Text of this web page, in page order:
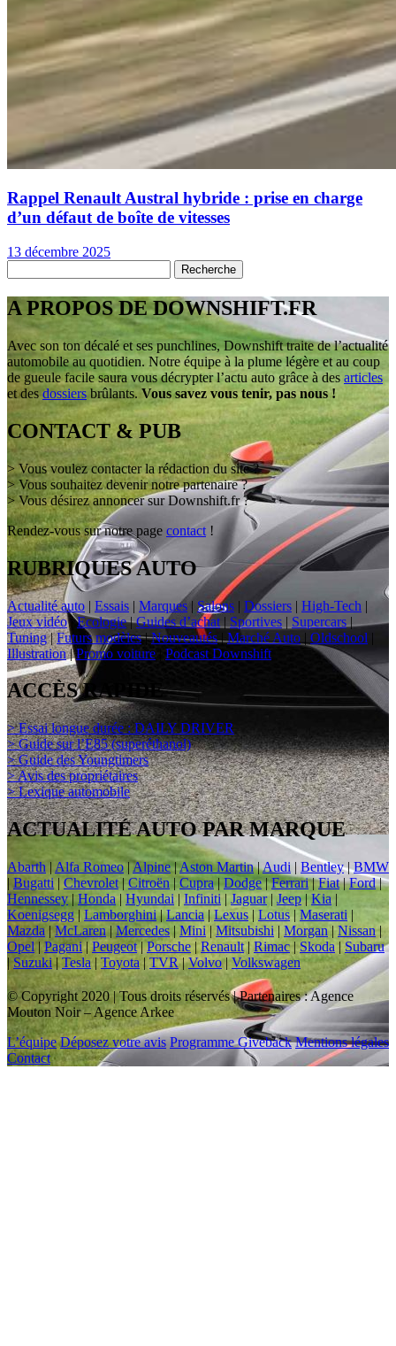
Rappel Renault Austral hybride : prise en charge
d’un défaut de boîte de vitesses
13 décembre 2025
A PROPOS DE DOWNSHIFT.FR
Avec son ton décalé et ses punchlines, Downshift traite de l’actualité
automobile au quotidien. Notre équipe à la plume légère et au coup
de gueule facile saura vous décrypter l’actu auto grâce à des articles
et des dossiers brûlants. Vous savez vous tenir, pas nous !
CONTACT & PUB
> Vous voulez contacter la rédaction du site ?
> Vous souhaitez devenir notre partenaire ?
> Vous désirez annoncer sur Downshift.fr ?
Rendez-vous sur notre page contact !
RUBRIQUES AUTO
Actualité auto | Essais | Marques |Salons | Dossiers | High-Tech |
Jeux vidéo|Ecologie|Guides d’achat | Sportives | Supercars |
Tuning|Futurs modèles|Nouveautés|Marché Auto | Oldschool |
Illustration|Promo voiture Podcast Downshift
ACCÈS RAPIDE
> Essai longue durée : DAILY DRIVER
> Guide sur l’E85 (superéthanol)
> Guide des Youngtimers
> Avis des propriétaires
> Lexique automobile
ACTUALITÉ AUTO PAR MARQUE
Abarth | Alfa Romeo|Alpine|Aston Martin|Audi | Bentley|BMW
| Bugatti|Chevrolet|Citroën |Cupra | Dodge|Ferrari|Fiat|Ford|
Hennessey| Honda| Hyundai |Infiniti | Jaguar| Jeep|Kia |
Koenigsegg|Lamborghini|Lancia|Lexus | Lotus| Maserati |
Mazda |McLaren|Mercedes | Mini | Mitsubishi | Morgan|Nissan|
Opel | Pagani|Peugeot|Porsche | Renault| Rimac|Skoda | Subaru
| Suzuki|Tesla| Toyota | TVR|Volvo|Volkswagen
© Copyright 2020 | Tous droits réservés | Partenaires : Agence
Mouton Noir – Agence Arkee
L’équipe Déposez votre avis Programme Giveback Mentions légales
Contact